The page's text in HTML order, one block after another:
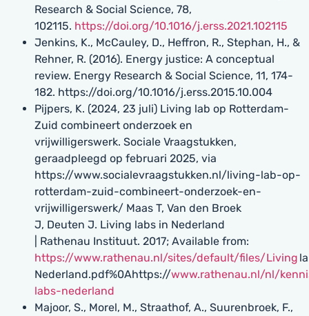
Research & Social Science, 78,
102115. https://doi.org/10.1016/j.erss.2021.102115
Jenkins, K., McCauley, D., Heffron, R., Stephan, H., &
Rehner, R. (2016). Energy justice: A conceptual
review. Energy Research & Social Science, 11, 174-
182. https://doi.org/10.1016/j.erss.2015.10.004
Pijpers, K. (2024, 23 juli) Living lab op Rotterdam-
Zuid combineert onderzoek en
vrijwilligerswerk. Sociale Vraagstukken,
geraadpleegd op februari 2025, via
https://www.socialevraagstukken.nl/living-lab-op-
rotterdam-zuid-combineert-onderzoek-en-
vrijwilligerswerk/ Maas T, Van den Broek
J, Deuten J. Living labs in Nederland
| Rathenau Instituut. 2017; Available from:
https://www.rathenau.nl/sites/default/files/Living
Nederland.pdf%0Ahttps://www.rathenau.nl/nl/
labs-nederland
Majoor, S., Morel, M., Straathof, A., Suurenbroek, F.,